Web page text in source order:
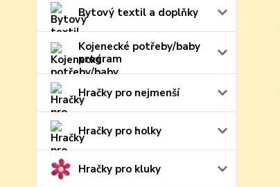
Bytový textil a doplňky
Kojenecké potřeby/baby
program
Hračky pro nejmenší
Hračky pro holky
Hračky pro kluky